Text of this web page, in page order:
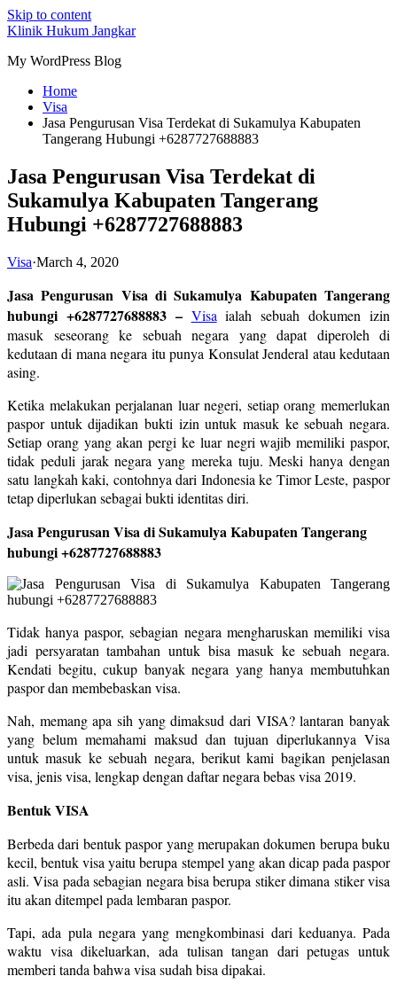
Skip to content
Klinik Hukum Jangkar
My WordPress Blog
Home
Visa
Jasa Pengurusan Visa Terdekat di Sukamulya Kabupaten
Tangerang Hubungi +6287727688883
Jasa Pengurusan Visa Terdekat di
Sukamulya Kabupaten Tangerang
Hubungi +6287727688883
Visa·March 4, 2020
Jasa Pengurusan Visa di Sukamulya Kabupaten Tangerang
hubungi +6287727688883 – Visa ialah sebuah dokumen izin
masuk seseorang ke sebuah negara yang dapat diperoleh di
kedutaan di mana negara itu punya Konsulat Jenderal atau kedutaan
asing.
Ketika melakukan perjalanan luar negeri, setiap orang memerlukan
paspor untuk dijadikan bukti izin untuk masuk ke sebuah negara.
Setiap orang yang akan pergi ke luar negri wajib memiliki paspor,
tidak peduli jarak negara yang mereka tuju. Meski hanya dengan
satu langkah kaki, contohnya dari Indonesia ke Timor Leste, paspor
tetap diperlukan sebagai bukti identitas diri.
Jasa Pengurusan Visa di Sukamulya Kabupaten Tangerang
hubungi +6287727688883
Tidak hanya paspor, sebagian negara mengharuskan memiliki visa
jadi persyaratan tambahan untuk bisa masuk ke sebuah negara.
Kendati begitu, cukup banyak negara yang hanya membutuhkan
paspor dan membebaskan visa.
Nah, memang apa sih yang dimaksud dari VISA? lantaran banyak
yang belum memahami maksud dan tujuan diperlukannya Visa
untuk masuk ke sebuah negara, berikut kami bagikan penjelasan
visa, jenis visa, lengkap dengan daftar negara bebas visa 2019.
Bentuk VISA
Berbeda dari bentuk paspor yang merupakan dokumen berupa buku
kecil, bentuk visa yaitu berupa stempel yang akan dicap pada paspor
asli. Visa pada sebagian negara bisa berupa stiker dimana stiker visa
itu akan ditempel pada lembaran paspor.
Tapi, ada pula negara yang mengkombinasi dari keduanya. Pada
waktu visa dikeluarkan, ada tulisan tangan dari petugas untuk
memberi tanda bahwa visa sudah bisa dipakai.